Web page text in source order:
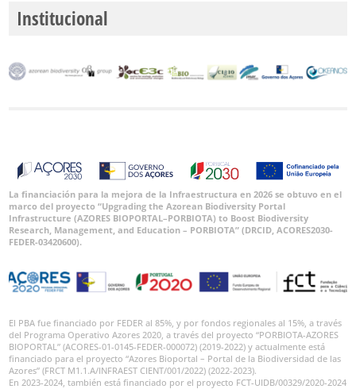
Institucional
La financiación para la mejora de la Infraestructura en 2026 se obtuvo en el
marco del proyecto “Upgrading the Azorean Biodiversity Portal
Infrastructure (AZORES BIOPORTAL–PORBIOTA) to Boost Biodiversity
Research, Management, and Education – PORBIOTA” (DRCID, ACORES2030-
FEDER-03420600).
El PBA fue financiado por FEDER al 85%, y por fondos regionales al 15%, a través
del Programa Operativo Azores 2020, a través del proyecto “PORBIOTA-AZORES
BIOPORTAL” (ACORES-01-0145-FEDER-000072) (2019-2022) y actualmente está
financiado para el proyecto “Azores Bioportal – Portal de la Biodiversidad de las
Azores” (FRCT M1.1.A/INFRAEST CIENT/001/2022) (2022-2023).
En 2023-2024, también está financiado por el proyecto FCT-UIDB/00329/2020-2024